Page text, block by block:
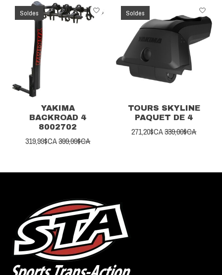
Soldes
YAKIMA
BACKROAD 4
8002702
319,99$CA399,99$CA
Soldes
TOURS SKYLINE
PAQUET DE 4
271,20$CA339,00$CA